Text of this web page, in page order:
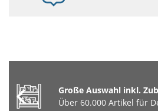
Große Auswahl inkl.
Über 60.000 Artikel für